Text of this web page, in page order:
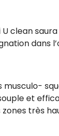
clean
dans
et
très